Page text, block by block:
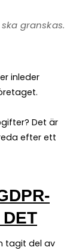
granskas.
inleder
Det är
efter ett
tagit del av